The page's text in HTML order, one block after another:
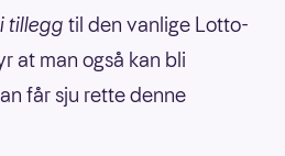
i tillegg til den vanlige Lotto-
at man også kan bli
får sju rette denne